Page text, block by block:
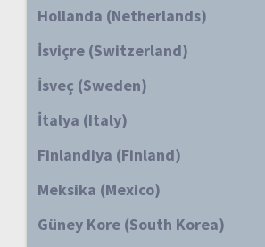
Hollanda (Netherlands)
İsviçre (Switzerland)
İsveç (Sweden)
İtalya (Italy)
Finlandiya (Finland)
Meksika (Mexico)
Güney Kore (South Korea)